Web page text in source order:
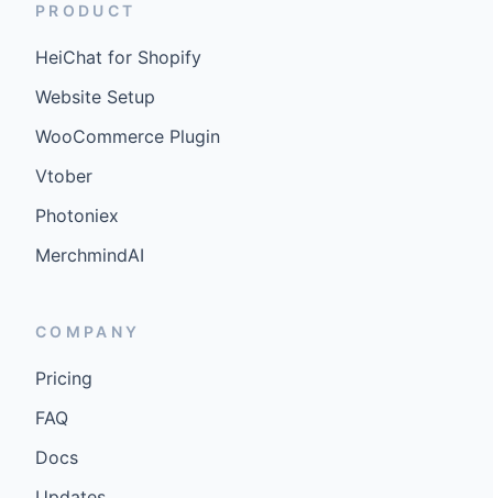
PRODUCT
HeiChat for Shopify
Website Setup
WooCommerce Plugin
Vtober
Photoniex
MerchmindAI
COMPANY
Pricing
FAQ
Docs